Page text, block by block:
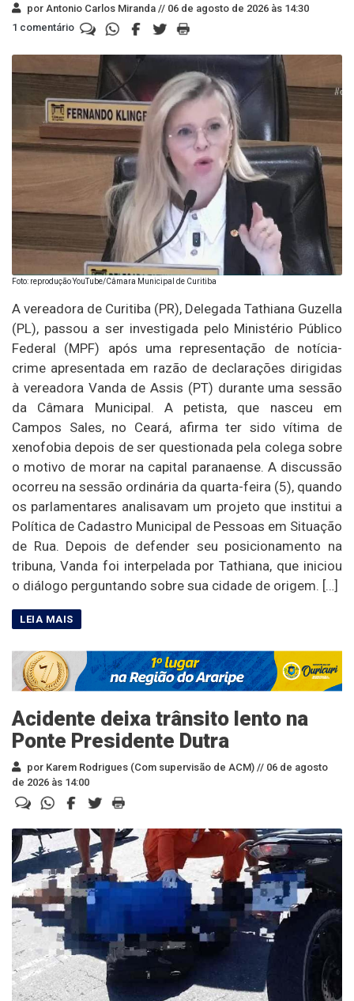
por Antonio Carlos Miranda // 06 de agosto de 2026 às 14:30
1 comentário
Foto: reprodução YouTube/Câmara Municipal de Curitiba
A vereadora de Curitiba (PR), Delegada Tathiana Guzella
(PL), passou a ser investigada pelo Ministério Público
Federal (MPF) após uma representação de notícia-
crime apresentada em razão de declarações dirigidas
à vereadora Vanda de Assis (PT) durante uma sessão
da Câmara Municipal. A petista, que nasceu em
Campos Sales, no Ceará, afirma ter sido vítima de
xenofobia depois de ser questionada pela colega sobre
o motivo de morar na capital paranaense. A discussão
ocorreu na sessão ordinária da quarta-feira (5), quando
os parlamentares analisavam um projeto que institui a
Política de Cadastro Municipal de Pessoas em Situação
de Rua. Depois de defender seu posicionamento na
tribuna, Vanda foi interpelada por Tathiana, que iniciou
o diálogo perguntando sobre sua cidade de origem. […]
Acidente deixa trânsito lento na
Ponte Presidente Dutra
por Karem Rodrigues (Com supervisão de ACM) // 06 de agosto
de 2026 às 14:00